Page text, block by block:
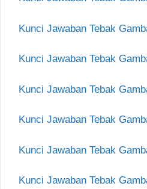
Kunci Jawaban Tebak
Kunci Jawaban Tebak
Kunci Jawaban Tebak
Kunci Jawaban Tebak
Kunci Jawaban Tebak
Kunci Jawaban Tebak